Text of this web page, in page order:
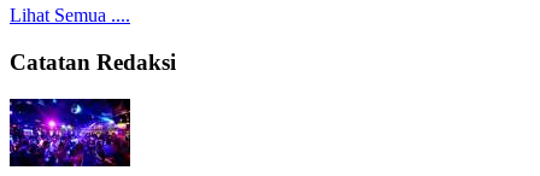
Lihat Semua ....
Catatan Redaksi